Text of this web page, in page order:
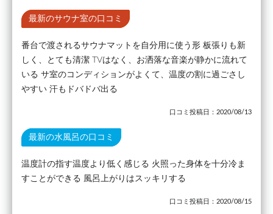
最新のサウナ室の口コミ
番台で渡されるサウナマットを自分用に使う形 板張りも新
しく、とても清潔 TVはなく、お洒落な音楽が静かに流れて
いる サ室のコンディションがよくて、温度の割に過ごさし
やすい 汗もドバドバ出る
口コミ投稿日：2020/08/13
最新の水風呂の口コミ
温度計の指す温度より低く感じる 火照った身体を十分冷ま
すことができる 風呂上がりはスッキリする
口コミ投稿日：2020/08/15